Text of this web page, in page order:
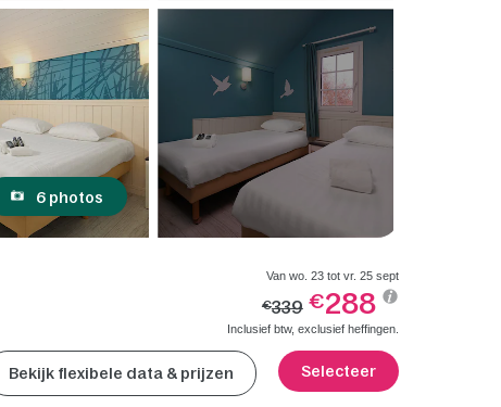
6 photos
Van wo. 23 tot vr. 25 sept
€339 €288
Inclusief btw, exclusief heffingen.
Bekijk flexibele data & prijzen Selecteer